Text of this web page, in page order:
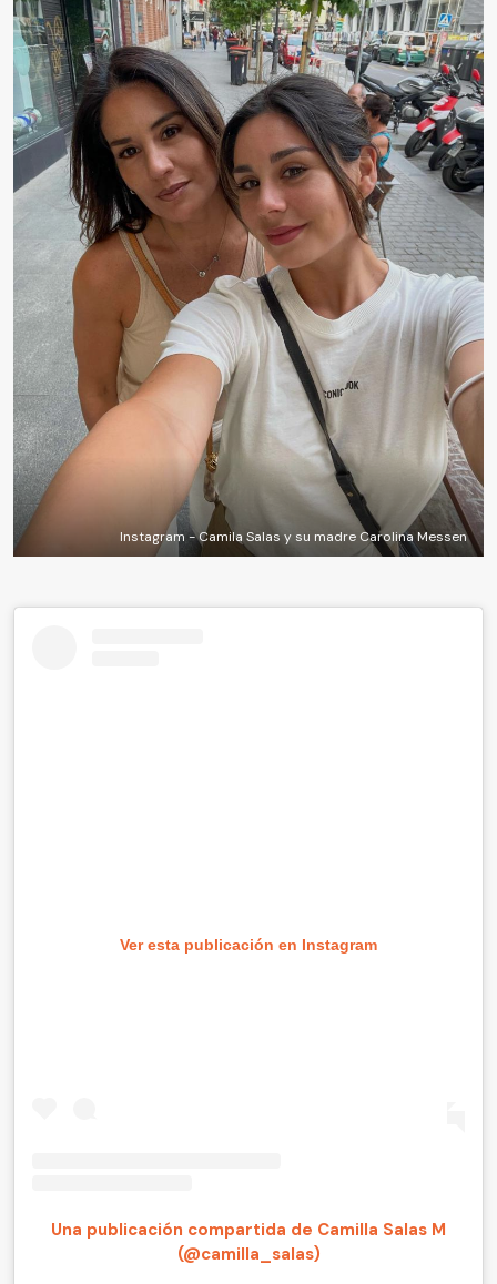
Instagram - Camila Salas y su madre Carolina Messen
Ver esta publicación en Instagram
Una publicación compartida de Camilla Salas M
(@camilla_salas)